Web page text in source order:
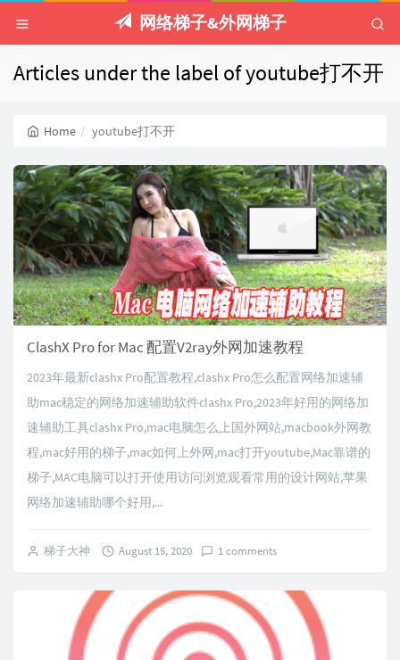
网络梯子&外网梯子
Articles under the label of youtube打不开
Home youtube打不开
ClashX Pro for Mac 配置V2ray外网加速教程
2023年最新clashx Pro配置教程,clashx Pro怎么配置网络加速辅
助mac稳定的网络加速辅助软件clashx Pro,2023年好用的网络加
速辅助工具clashx Pro,mac电脑怎么上国外网站,macbook外网教
程,mac好用的梯子,mac如何上外网,mac打开youtube,Mac靠谱的
梯子,MAC电脑可以打开使用访问浏览观看常用的设计网站,苹果
网络加速辅助哪个好用,...
梯子大神 August 15, 2020 1 comments